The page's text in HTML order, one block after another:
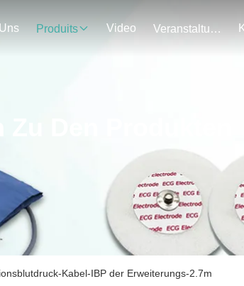
Produits Video Veranstaltungen
Zu Den Produkten
Kabel-IBP der Erweiterungs-2.7m